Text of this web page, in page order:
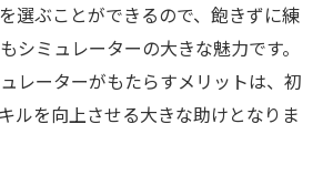
選ぶことができるので、飽きずに練
シミュレーターの大きな魅力です。
レーターがもたらすメリットは、初
ルを向上させる大きな助けとなりま